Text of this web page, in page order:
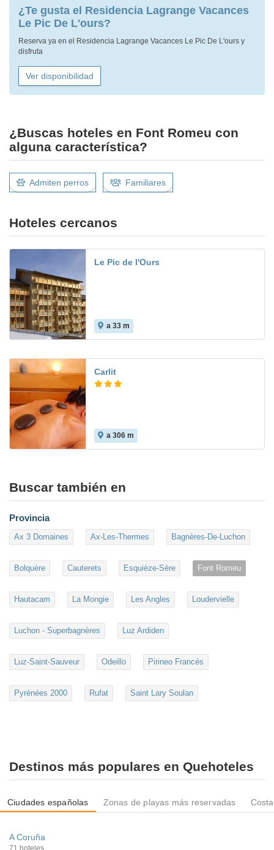
¿Te gusta el Residencia Lagrange Vacances
Le Pic De L'ours?
Reserva ya en el Residencia Lagrange Vacances Le Pic De L'ours y
disfruta
Ver disponibilidad
¿Buscas hoteles en Font Romeu con
alguna característica?
Admiten perros Familiares
Hoteles cercanos
Le Pic de l'Ours
a 33 m
Carlit
a 306 m
Buscar también en
Provincia
Ax 3 Domaines Ax-Les-Thermes Bagnères-De-Luchon
Bolquère Cauterets Esquièze-Sère Font Romeu
Hautacam La Mongie Les Angles Loudervielle
Luchon - Superbagnères Luz Ardiden
Luz-Saint-Sauveur Odeillo Pirineo Francés
Pyrénées 2000 Rufat Saint Lary Soulan
Destinos más populares en Quehoteles
Ciudades españolas Zonas de playas más reservadas
A Coruña
71 hoteles